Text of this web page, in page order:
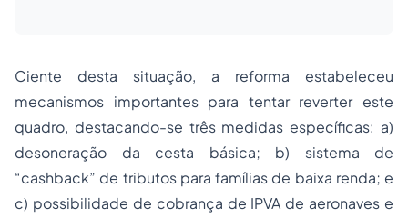
Ciente desta situação, a reforma estabeleceu
mecanismos importantes para tentar reverter este
quadro, destacando-se três medidas específicas: a)
desoneração da cesta básica; b) sistema de
“cashback” de tributos para famílias de baixa renda; e
c) possibilidade de cobrança de IPVA de aeronaves e